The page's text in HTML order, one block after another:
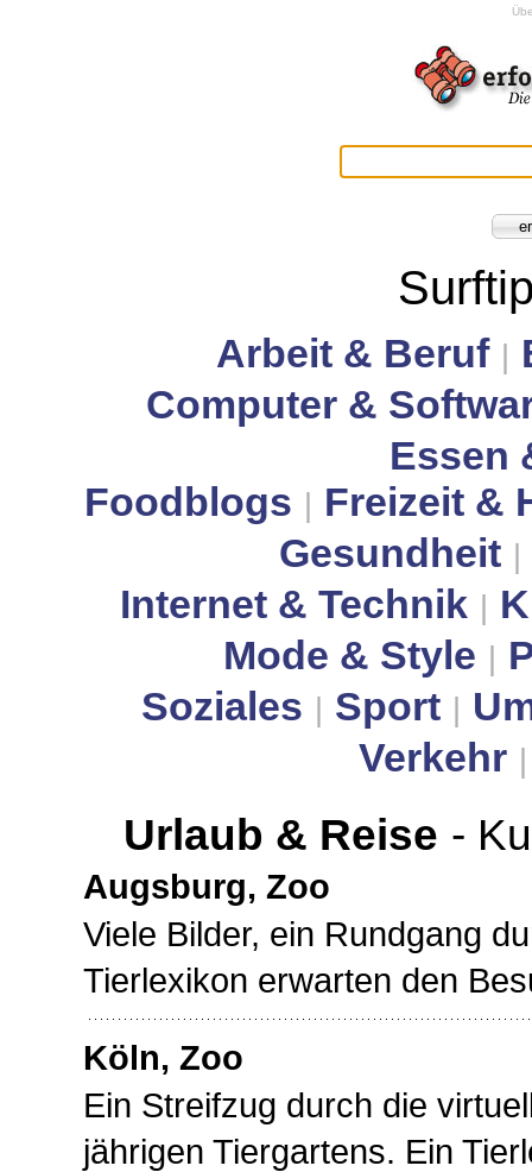
Arbeit & Beruf
Computer &
Essen
Foodblogs
Freizeit &
Gesundheit
Internet & Technik
Mode & Style
Soziales
Sport
Verkehr
Urlaub & Reise -
Augsburg, Zoo
Viele Bilder, ein Rundgang
Tierlexikon erwarten den
Köln, Zoo
Ein Streifzug durch die
jährigen Tiergartens. Ein